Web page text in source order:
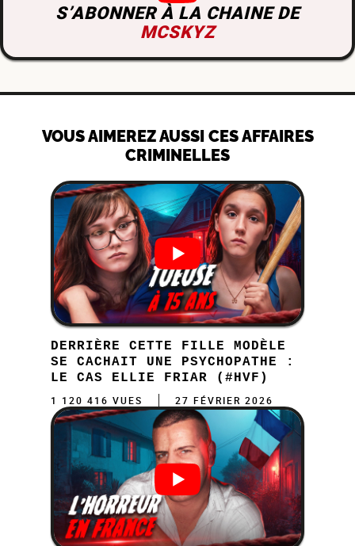
S’ABONNER À LA CHAINE DE
MCSKYZ
VOUS AIMEREZ AUSSI CES AFFAIRES
CRIMINELLES
DERRIÈRE CETTE FILLE MODÈLE
SE CACHAIT UNE PSYCHOPATHE :
LE CAS ELLIE FRIAR (#HVF)
1 120 416 VUES 27 FÉVRIER 2026